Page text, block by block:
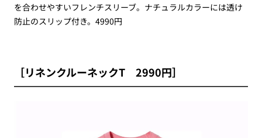
を合わせやすいフレンチスリーブ。ナチュラルカラーには透け
防止のスリップ付き。4990円
［リネンクルーネックT 2990円］